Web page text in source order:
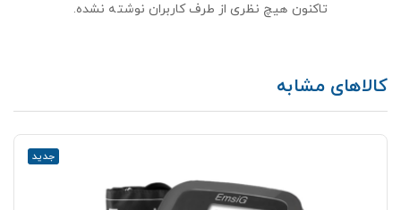
تاکنون هیچ نظری از طرف کاربران نوشته نشده.
کالاهای مشابه
جدید